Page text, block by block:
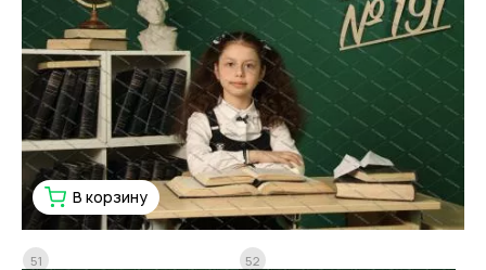
В корзину
51 52